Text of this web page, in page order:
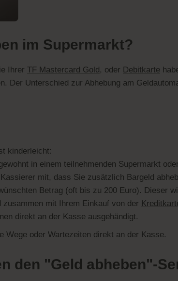
im Supermarkt?
Ihrer TF Mastercard Gold, oder Debitkarte
Der Unterschied zur Abhebung am
kinderleicht:
in einem teilnehmenden Supermarkt
mit, dass Sie zusätzlich Bargeld
Betrag (oft bis zu 200 Euro). Dieser
zusammen mit Ihrem Einkauf von der
direkt an der Kasse ausgehändigt.
Wege oder Wartezeiten direkt an der Kasse.
den "Geld abheben"-